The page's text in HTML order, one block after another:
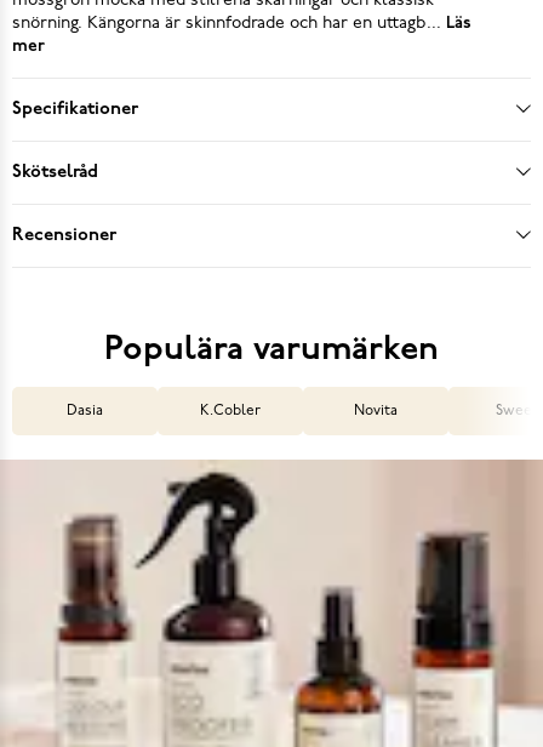
snörning. Kängorna är skinnfodrade och har en uttagb... Läs
mer
Specifikationer
Skötselråd
Recensioner
Populära varumärken
Dasia K.Cobler Novita